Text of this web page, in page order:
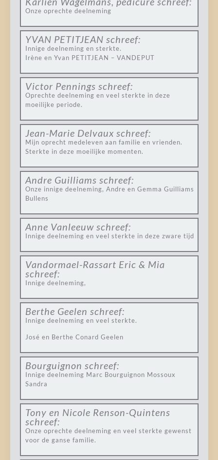
Onze oprechte deelneming
YVAN PETITJEAN schreef:
Innige deelneming en sterkte.
Irène en Yvan PETITJEAN – VANDEPUT
Victor Pennings schreef:
Oprechte deelneming en veel sterkte in deze
moeilijke periode.
Jean-Marie Delvaux schreef:
Mijn oprecht medeleven aan familie en vrienden.
Sterkte in deze moeilijke momenten.
Andre Guilliams schreef:
Onze innige deelneming, Andre en Gemma Guilliams
Bullens
Anne Vanleeuw schreef:
Innige deelneming en veel sterkte in deze zware tijd
Vandormael-Rassart Eric & Mia
schreef:
Innige deelneming,
Berthe Geelen schreef:
Innige deelneming en veel sterkte.
José en Berthe Conard Geelen
Bourguignon schreef:
Innige deelneming Marc Bourguignon Mossoux
Sandra
Tony en Nicole Renson-Quintens
schreef:
Onze oprechte deelneming en veel sterkte gewenst
voor de ganse familie.